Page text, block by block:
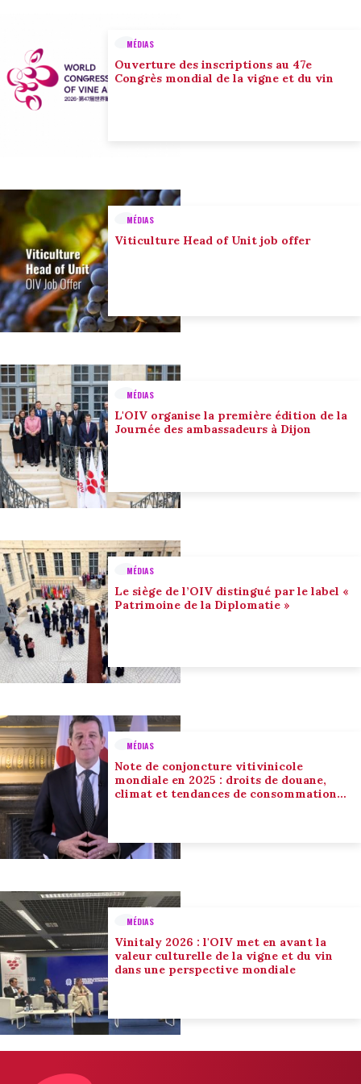
MÉDIAS
Ouverture des inscriptions au 47e
Congrès mondial de la vigne et du vin
MÉDIAS
Viticulture Head of Unit job offer
MÉDIAS
L'OIV organise la première édition de la
Journée des ambassadeurs à Dijon
MÉDIAS
Le siège de l’OIV distingué par le label «
Patrimoine de la Diplomatie »
MÉDIAS
Note de conjoncture vitivinicole
mondiale en 2025 : droits de douane,
climat et tendances de consommation
MÉDIAS
Vinitaly 2026 : l'OIV met en avant la
valeur culturelle de la vigne et du vin
dans une perspective mondiale